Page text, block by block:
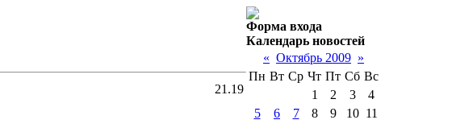
21.19
Форма входа
Календарь новостей
« Октябрь 2009 »
Пн Вт Ср Чт Пт Сб Вс
1
2 3
4
5
6 7 8 9 10 11